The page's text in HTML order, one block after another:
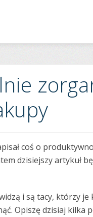
coś o
dzisiejszy artykuł
i są tacy, którzy je
Opiszę dzisiaj kilka